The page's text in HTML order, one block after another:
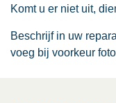
Komt u er niet uit,
Beschrijf in uw
voeg bij voorkeur